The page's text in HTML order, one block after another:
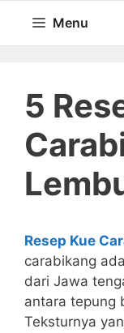
isi
Menu
5
Resep Kue
carabikang
dari Jawa
antara tepung
Teksturnya